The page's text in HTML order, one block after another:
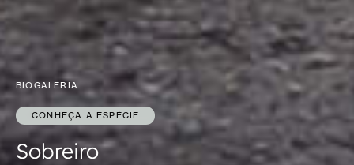
BIOGALERIA
CONHEÇA A ESPÉCIE
Sobreiro